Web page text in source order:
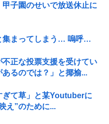
甲子園のせいで放送休止に
集まってしまう… 嗚呼…
正な投票支援を受けてい
るのでは？」と揶揄...
ぎて草」と某Youtuberに
え”のために...